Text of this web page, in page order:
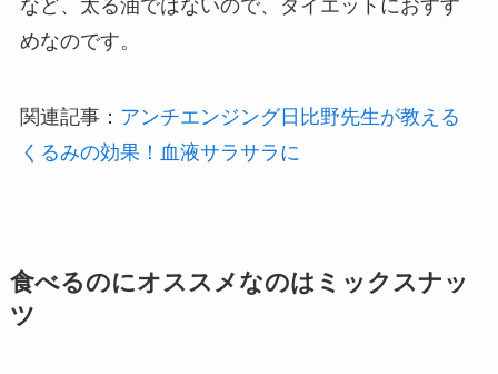
など、太る油ではないので、ダイエットにおすす
めなのです。
関連記事： アンチエンジング日比野先生が教える
くるみの効果！血液サラサラに
食べるのにオススメなのはミックスナッ
ツ